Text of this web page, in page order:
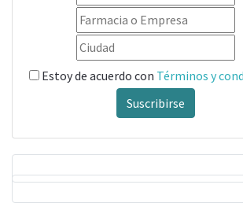
Estoy de acuerdo con Términos y
Suscribirse